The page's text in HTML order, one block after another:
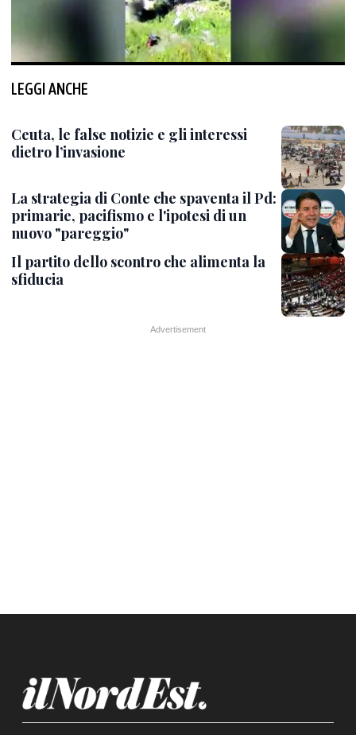
LEGGI ANCHE
Ceuta, le false notizie e gli interessi
dietro l’invasione
La strategia di Conte che spaventa il Pd:
primarie, pacifismo e l'ipotesi di un
nuovo "pareggio"
Il partito dello scontro che alimenta la
sfiducia